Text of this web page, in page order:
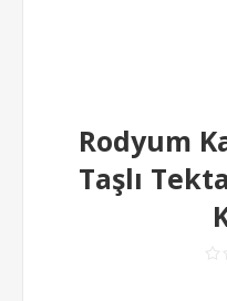
Rodyum
Taşlı